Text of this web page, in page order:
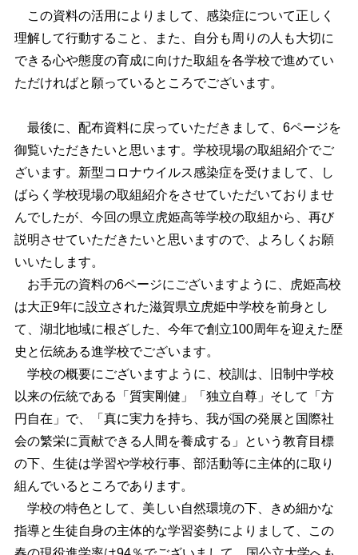
この資料の活用によりまして、感染症について正しく
理解して行動すること、また、自分も周りの人も大切に
できる心や態度の育成に向けた取組を各学校で進めてい
ただければと願っているところでございます。
最後に、配布資料に戻っていただきまして、6ページを
御覧いただきたいと思います。学校現場の取組紹介でご
ざいます。新型コロナウイルス感染症を受けまして、し
ばらく学校現場の取組紹介をさせていただいておりませ
んでしたが、今回の県立虎姫高等学校の取組から、再び
説明させていただきたいと思いますので、よろしくお願
いいたします。
お手元の資料の6ページにございますように、虎姫高校
は大正9年に設立された滋賀県立虎姫中学校を前身とし
て、湖北地域に根ざした、今年で創立100周年を迎えた歴
史と伝統ある進学校でございます。
学校の概要にございますように、校訓は、旧制中学校
以来の伝統である「質実剛健」「独立自尊」そして「方
円自在」で、「真に実力を持ち、我が国の発展と国際社
会の繁栄に貢献できる人間を養成する」という教育目標
の下、生徒は学習や学校行事、部活動等に主体的に取り
組んでいるところであります。
学校の特色として、美しい自然環境の下、きめ細かな
指導と生徒自身の主体的な学習姿勢によりまして、この